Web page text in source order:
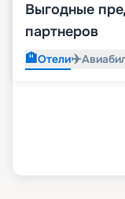
Выгодные
партнеров
🏨Отели✈️